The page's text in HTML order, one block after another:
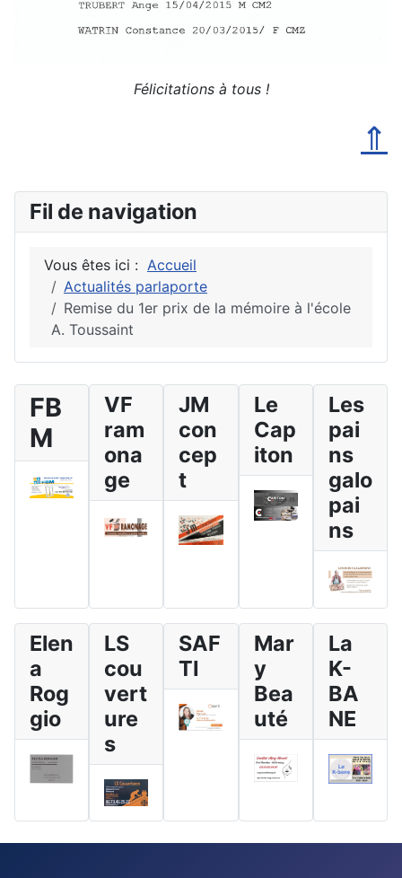
Fil de navigation
Vous êtes ici : Accueil
Actualités parlaporte
Remise du 1er prix de la mémoire à l'école
A. Toussaint
Félicitations à tous !
⇑
FB
M
VF
ram
ona
ge
JM
con
cep
t
Le
Cap
iton
Les
pai
ns
galo
pai
ns
Elen
a
Rog
gio
LS
cou
vert
ure
s
SAF
TI
Mar
y
Bea
uté
La
K-
BA
NE